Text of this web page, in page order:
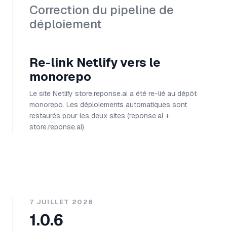
Correction du pipeline de
déploiement
Re-link Netlify vers le
monorepo
Le site Netlify store.reponse.ai a été re-lié au dépôt
monorepo. Les déploiements automatiques sont
restaurés pour les deux sites (reponse.ai +
store.reponse.ai).
7 JUILLET 2026
1.0.6